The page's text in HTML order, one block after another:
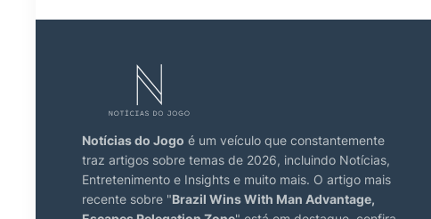
Notícias do Jogo é um veículo que constantemente
traz artigos sobre temas de 2026, incluindo Notícias,
Entretenimento e Insights e muito mais. O artigo mais
recente sobre "Brazil Wins With Man Advantage,